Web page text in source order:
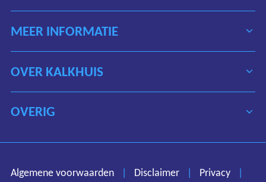
Disclaimer
Privacy
MEER INFORMATIE
OVER KALKHUIS
OVERIG
Algemene voorwaarden | Disclaimer | Privacy
|